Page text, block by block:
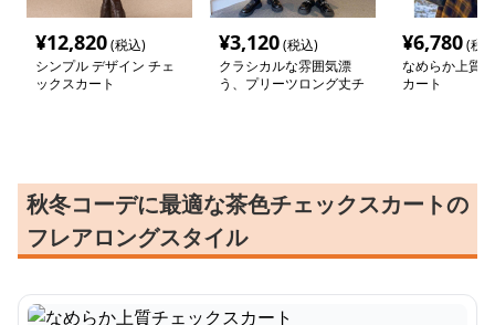
¥12,820(税込)
シンプル デザイン チェ
ックスカート
¥3,120(税込)
クラシカルな雰囲気漂
う、プリーツロング丈チ
¥6,780(税
なめらか上質
カート
秋冬コーデに最適な茶色チェックスカートの
フレアロングスタイル